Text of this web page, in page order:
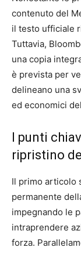
contenuto del
il testo ufficiale
Tuttavia,
una copia
è prevista per
delineano una
ed economici
I punti
ripristino
Il primo articolo
permanente
impegnando le
intraprendere
forza.